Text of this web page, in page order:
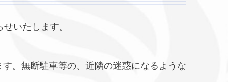
いたします。
。無断駐車等の、近隣の迷惑になるような